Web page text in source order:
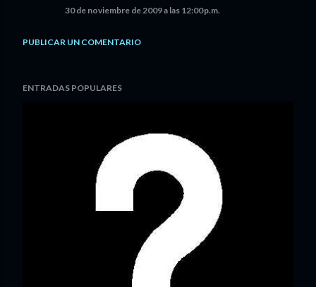
30 de noviembre de 2009 a las 12:00 p.m.
PUBLICAR UN COMENTARIO
ENTRADAS POPULARES